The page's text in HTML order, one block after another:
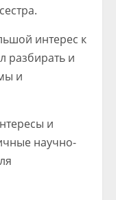
интерес к
разбирать и
и
и
научно-